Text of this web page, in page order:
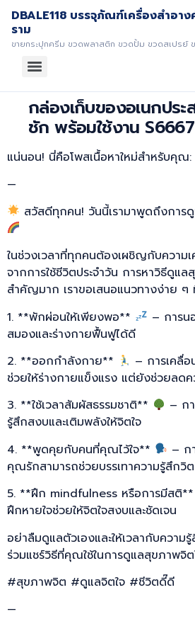
DBALE118 บรรจุภัณฑ์เครื่องสำอา
ราม
ขายกระปุกครีม ขวดพลาสติก ขวดปั้ม ขวดสเปรย์
กล่องเก็บของอเนกปร
ชัก พร้อมใช้งาน
แน่นอน! นี่คือโพสเนื้อหาใหม่สำหรับคุณ:
—
สวัสดีทุกคน! วันนี้เรามาพูดถึงกา
ในช่วงเวลาที่ทุกคนต้องเผชิญกับความ
จากการใช้ชีวิตประจำวัน การหาวิธีดูแ
สำคัญมาก เราขอเสนอแนวทางง่าย
1. **พักผ่อนให้เพียงพอ**
– การน
สมองและร่างกายฟื้นฟูได้ดี
2. **ออกกำลังกาย**
– การเคลื่อ
ช่วยให้ร่างกายแข็งแรง แต่ยังช่วยลด
3. **ใช้เวลาสัมผัสธรรมชาติ**
– ก
รู้สึกสงบและเติมพลังให้จิตใจ
4. **พูดคุยกับคนที่คุณไว้ใจ**
– ก
คุณรักสามารถช่วยบรรเทาความรู้สึกวิ
5. **ฝึก mindfulness หรือการมีสติ**
ฝึกหายใจช่วยให้จิตใจสงบและชัดเจน
อย่าลืมดูแลตัวเองและให้เวลากับความ
ร่วมแชร์วิธีที่คุณใช้ในการดูแลสุขภาพจิต
#สุขภาพจิต #ดูแลจิตใจ #ชีวิตดี๊ดี
—